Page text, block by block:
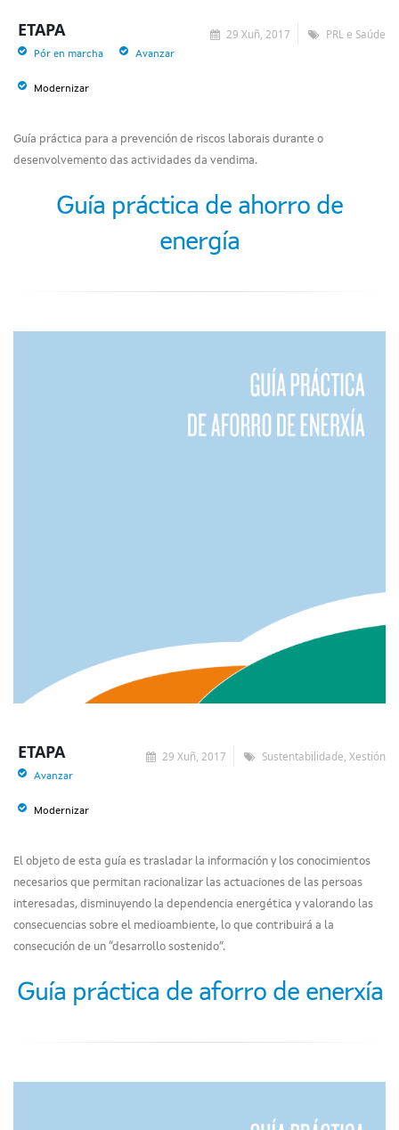
29 Xuñ, 2017 PRL e Saúde
ETAPA
Pór en marcha Avanzar
Modernizar
Guía práctica para a prevención de riscos laborais durante o
desenvolvemento das actividades da vendima.
Guía práctica de ahorro de
energía
29 Xuñ, 2017 Sustentabilidade, Xestión
ETAPA
Avanzar
Modernizar
El objeto de esta guía es trasladar la información y los conocimientos
necesarios que permitan racionalizar las actuaciones de las persoas
interesadas, disminuyendo la dependencia energética y valorando las
consecuencias sobre el medioambiente, lo que contribuirá a la
consecución de un “desarrollo sostenido”.
Guía práctica de aforro de enerxía